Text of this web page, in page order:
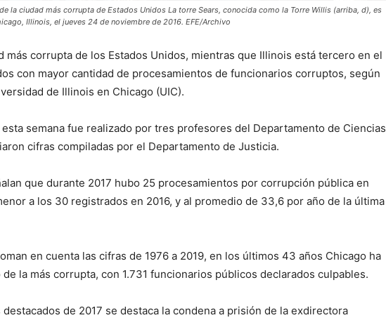
la ciudad más corrupta de Estados Unidos La torre Sears, conocida como la Torre Willis (arriba, d), es
Illinois, el jueves 24 de noviembre de 2016. EFE/Archivo
más corrupta de los Estados Unidos, mientras que Illinois está tercero en el
con mayor cantidad de procesamientos de funcionarios corruptos, según
de Illinois en Chicago (UIC).
semana fue realizado por tres profesores del Departamento de Ciencias
cifras compiladas por el Departamento de Justicia.
que durante 2017 hubo 25 procesamientos por corrupción pública en
a los 30 registrados en 2016, y al promedio de 33,6 por año de la última
en cuenta las cifras de 1976 a 2019, en los últimos 43 años Chicago ha
la más corrupta, con 1.731 funcionarios públicos declarados culpables.
destacados de 2017 se destaca la condena a prisión de la exdirectora